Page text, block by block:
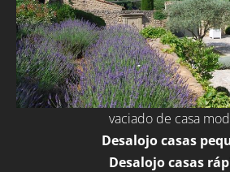
vaciado de casa
Desalojo casas
Desalojo casas